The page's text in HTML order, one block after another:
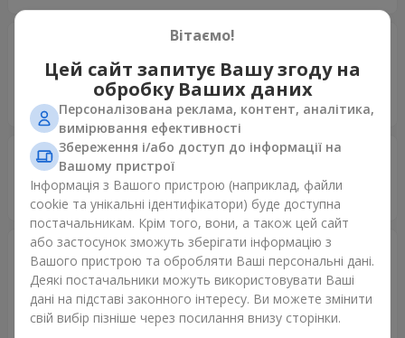
5
Дуже сподобалась доставка ) Квіти свіжі, все прекрасно
Рекомендую
Наталія 03.08.2025
5
Все супер , задоволена
Мария 12.05.2025
5
Очень красивый букет, спасибо большое! Написали, что
желтой хризантемы нет в наличии и заменили на
бордовую, но с ней выглядит даже лучше ?
Вітаємо!
Цей сайт запитує Вашу згоду на
обробку Ваших даних
Персоналізована реклама, контент, аналітика,
вимірювання ефективності
Збереження і/або доступ до інформації на
Вашому пристрої
Інформація з Вашого пристрою (наприклад, файли
cookie та унікальні ідентифікатори) буде доступна
постачальникам. Крім того, вони, а також цей сайт
або застосунок зможуть зберігати інформацію з
Вашого пристрою та обробляти Ваші персональні дані.
Деякі постачальники можуть використовувати Ваші
дані на підставі законного інтересу. Ви можете змінити
свій вибір пізніше через посилання внизу сторінки.